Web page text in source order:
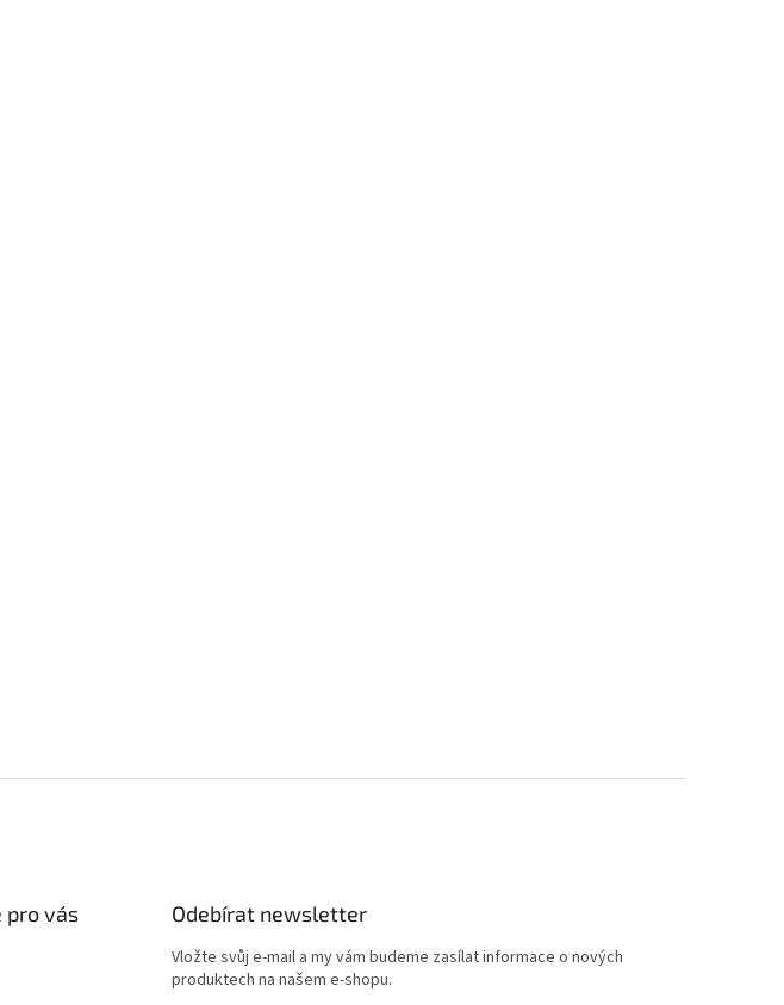
pro vás Odebírat newsletter
Vložte svůj e-mail a my vám budeme zasílat informace o nových
produktech na našem e-shopu.